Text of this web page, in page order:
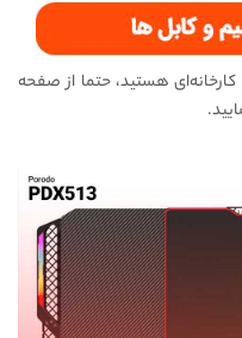
هستید، حتما از صفحه